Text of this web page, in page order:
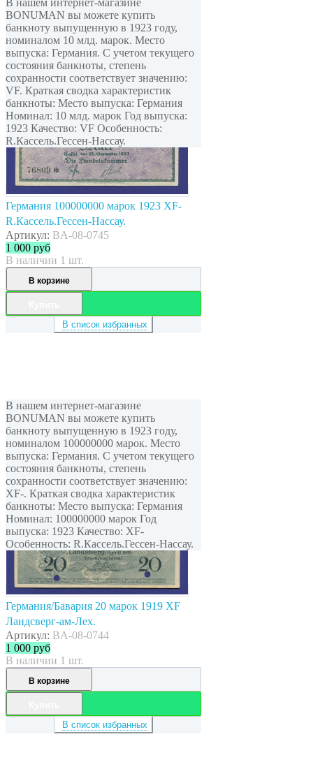
BONUMAN вы можете купить
банкноту выпущенную в 1923 году,
номиналом 10 млд. марок. Место
выпуска: Германия. С учетом текущего
состояния банкноты, степень
сохранности соответствует значению:
VF. Краткая сводка характеристик
банкноты: Место выпуска: Германия
Номинал: 10 млд. марок Год выпуска:
1923 Качество: VF Особенность:
R.Кассель.Гессен-Нассау.
Германия 100000000 марок 1923 XF-
R.Кассель.Гессен-Нассау.
Артикул: BA-08-0745
1 000 руб
В наличии 1 шт.
В корзине
В список избранных
В нашем интернет-магазине
BONUMAN вы можете купить
банкноту выпущенную в 1923 году,
номиналом 100000000 марок. Место
выпуска: Германия. С учетом текущего
состояния банкноты, степень
сохранности соответствует значению:
XF-. Краткая сводка характеристик
банкноты: Место выпуска: Германия
Номинал: 100000000 марок Год
выпуска: 1923 Качество: XF-
Особенность: R.Кассель.Гессен-Нассау.
Германия/Бавария 20 марок 1919 XF
Ландсверг-ам-Лех.
Артикул: BA-08-0744
1 000 руб
В наличии 1 шт.
В корзине
В список избранных